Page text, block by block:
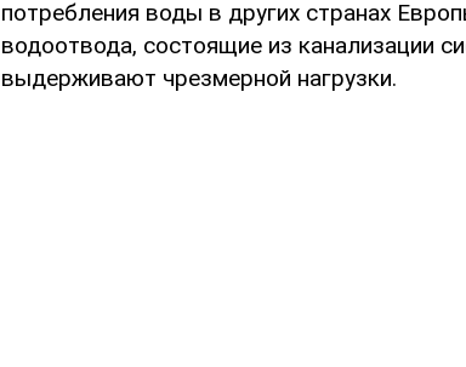
потребления воды в других странах
водоотвода, состоящие из канализации
выдерживают чрезмерной нагрузки.